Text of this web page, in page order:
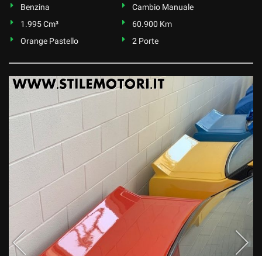
Benzina
Cambio Manuale
1.995 Cm³
60.900 Km
Orange Pastello
2 Porte